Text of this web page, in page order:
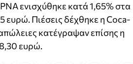
ενισχύθηκε κατά 1,65% στα
ευρώ. Πιέσεις δέχθηκε η Coca-
κατέγραψαν επίσης η
ευρώ.